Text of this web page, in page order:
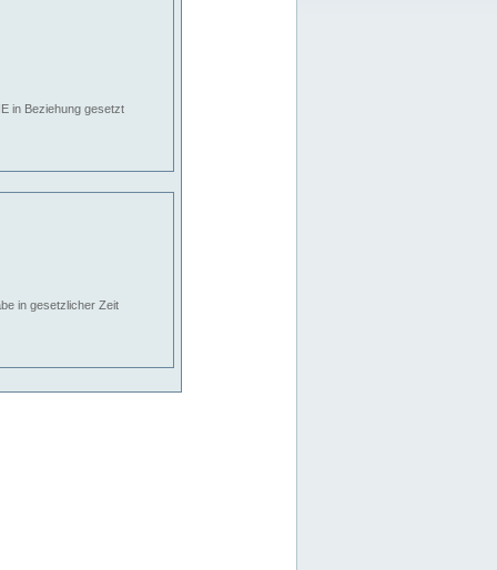
in Beziehung gesetzt
in gesetzlicher Zeit